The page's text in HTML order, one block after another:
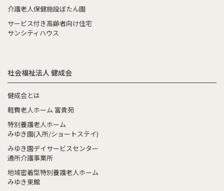
介護老人保健施設ぼたん園
サービス付き高齢者向け住宅
サンシティハウス
社会福祉法人 健成会
健成会とは
軽費老人ホーム 富貴苑
特別養護老人ホーム
みゆき園(入所/ショートステイ)
みゆき園デイサービスセンター
通所介護事業所
地域密着型特別養護老人ホーム
みゆき東館